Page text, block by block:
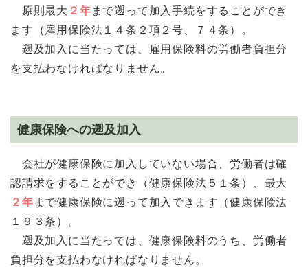
原則最大 ２年 まで遡って加入手続をすることができ
ます（雇用保険法１４条２項２号、７４条）。
遡及加入に当たっては、雇用保険料の労働者負担分
を支払わなければなりません。
健康保険への遡及加入
会社が健康保険に加入していない場合、労働者は確
認請求をすることができ（健康保険法５１条）、最大
２年 まで健康保険に遡って加入できます（健康保険法
１９３条）。
遡及加入に当たっては、健康保険料のうち、労働者
負担分を支払わなければなりません。